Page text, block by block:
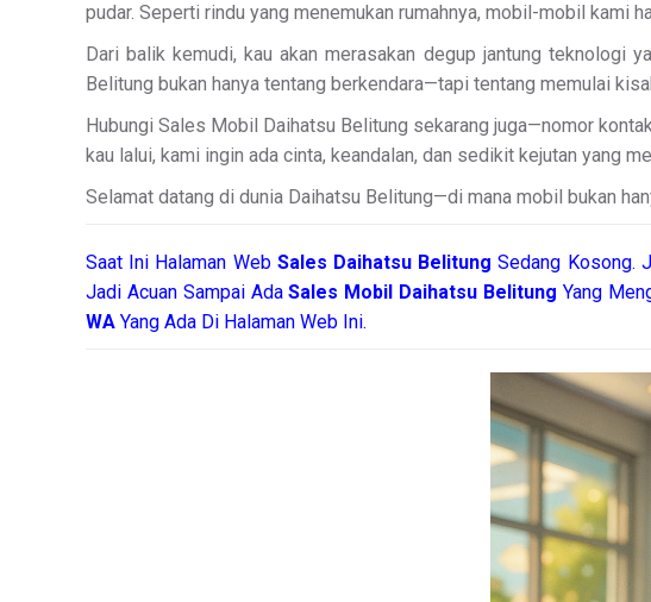
pudar. Seperti rindu yang menemukan rumahnya, mobil-mobil kami
Dari balik kemudi, kau akan merasakan degup jantung teknologi
Belitung bukan hanya tentang berkendara—tapi tentang memulai
Hubungi Sales Mobil Daihatsu Belitung sekarang juga—nomor
kau lalui, kami ingin ada cinta, keandalan, dan sedikit kejutan yang
Selamat datang di dunia Daihatsu Belitung—di mana mobil bukan
Saat Ini Halaman Web Sales Daihatsu BelitungSedang Kosong.
Jadi Acuan Sampai AdaSales Mobil Daihatsu Belitung Yang
WA Yang Ada Di Halaman Web Ini.